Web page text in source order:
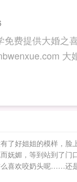
费提供大婚之
三秒记住本站：妙笔
好姐姐的模样，
媚，等到站到了
欢咬奶头呢……还